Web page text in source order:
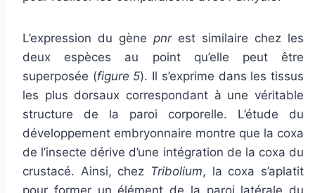
L’expression du gène pnrest similaire chez les
deux espèces au point qu’elle peut être
superposée (figure 5). Il s’exprime dans les tissus
les plus dorsaux correspondant à une véritable
structure de la paroi corporelle. L’étude du
développement embryonnaire montre que la coxa
de l’insecte dérive d’une intégration de la coxa du
crustacé. Ainsi, chez Tribolium, la coxa s’aplatit
pour former un élément de la paroi latérale du